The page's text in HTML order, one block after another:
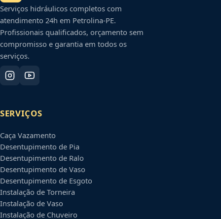
Serviços hidráulicos completos com
atendimento 24h em Petrolina-PE.
Profissionais qualificados, orçamento sem
compromisso e garantia em todos os
serviços.
SERVIÇOS
Caça Vazamento
Desentupimento de Pia
Desentupimento de Ralo
Desentupimento de Vaso
Desentupimento de Esgoto
Instalação de Torneira
Instalação de Vaso
Instalação de Chuveiro